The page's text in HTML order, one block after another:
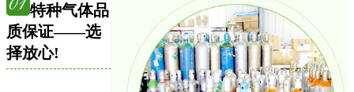
特种气体品
质保证——选
择放心!